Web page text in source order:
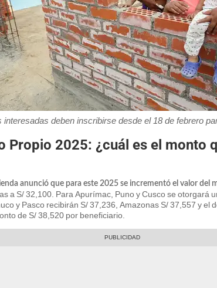
interesadas deben inscribirse desde el 18 de febrero
Propio 2025: ¿cuál es el monto
anunció que para este 2025 se incrementó el valor del
a S/ 32,100. Para Apurímac, Puno y Cusco se otorgará
y Pasco recibirán S/ 37,236, Amazonas S/ 37,557 y el
de S/ 38,520 por beneficiario.